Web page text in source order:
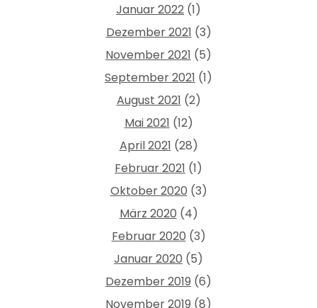
Januar 2022 (1)
Dezember 2021 (3)
November 2021 (5)
September 2021 (1)
August 2021 (2)
Mai 2021 (12)
April 2021 (28)
Februar 2021 (1)
Oktober 2020 (3)
März 2020 (4)
Februar 2020 (3)
Januar 2020 (5)
Dezember 2019 (6)
November 2019 (8)